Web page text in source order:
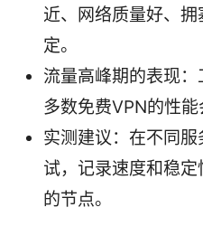
近、网络质量好、
定。
流量高峰期的表现
多数免费VPN的性能
实测建议：在不同
试，记录速度和稳
的节点。